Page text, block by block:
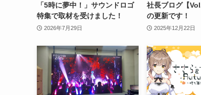
「5時に夢中！」サウンドロゴ
特集で取材を受けました！
2026年7月29日
社長ブログ【
の更新です！
2025年12月22日